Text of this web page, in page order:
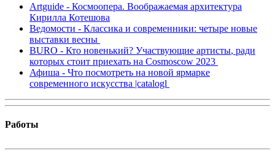
Artguide - Космоопера. Воображаемая архитектура
Кирилла Котешова
Ведомости - Классика и современники: четыре новые
выставки весны
BURO - Кто новенький? Участвующие артисты, ради
которых стоит приехать на Cosmoscow 2023
Афиша - Что посмотреть на новой ярмарке
современного искусства |catalogl
Работы